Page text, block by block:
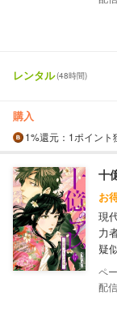
レンタル(48時間)
購入
1%還元 ：1ポイント
十
お
現
力
疑
配